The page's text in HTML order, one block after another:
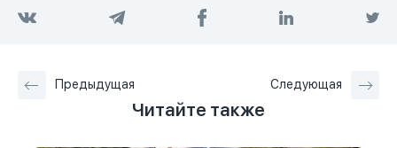
Предыдущая Следующая
Читайте также